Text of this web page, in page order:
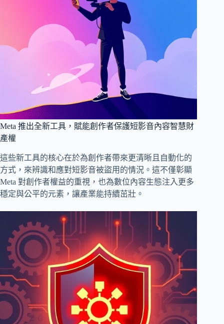
Meta 推出全新工具，賦能創作者保護短影音內容智慧財
產權
這些新工具的核心在於為創作者帶來更清晰且自動化的
方式，來辨識和應對短影音被盜用的情況。這不僅彰顯
Meta 對創作者權益的重視，也為數位內容生態注入更多
穩定與公平的元素，讓產業能持續茁壯。